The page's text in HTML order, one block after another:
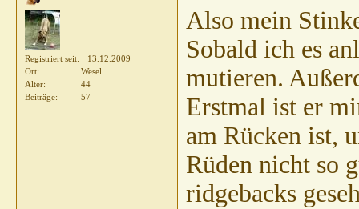
Gast
AW: Erfahrung mit... 03.09.2010,
Gast AW: Erfahrung mit...03.09.2010,
Nanni01AW: Erfahrung mit...
Nanni01 AW: Erfahrung
Sibilla Teichert AW:
Gast
AW:
Gast
AW:
Gast
Registriert seit
13.12.2009
Ort
Wesel
Alter
44
Beiträge
57
Also mein
Sobald ich es
mutieren.
Erstmal ist er
am Rücken ist,
Rüden nicht so
ridgebacks